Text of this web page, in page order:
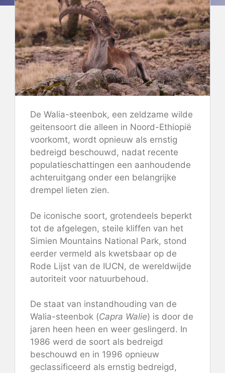
De Walia-steenbok, een zeldzame wilde
geitensoort die alleen in Noord-Ethiopië
voorkomt, wordt opnieuw als ernstig
bedreigd beschouwd, nadat recente
populatieschattingen een aanhoudende
achteruitgang onder een belangrijke
drempel lieten zien.
De iconische soort, grotendeels beperkt
tot de afgelegen, steile kliffen van het
Simien Mountains National Park, stond
eerder vermeld als kwetsbaar op de
Rode Lijst van de IUCN, de wereldwijde
autoriteit voor natuurbehoud.
De staat van instandhouding van de
Walia-steenbok (Capra Walie) is door de
jaren heen heen en weer geslingerd. In
1986 werd de soort als bedreigd
beschouwd en in 1996 opnieuw
geclassificeerd als ernstig bedreigd,